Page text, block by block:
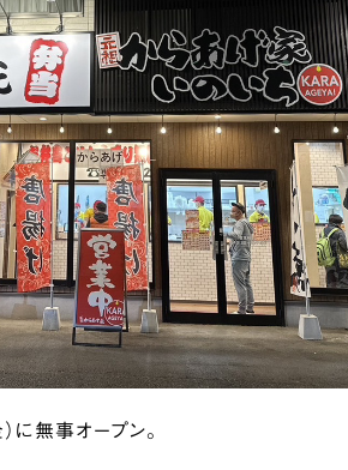
に無事オープン。